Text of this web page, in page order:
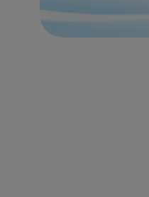
(új oldalon nyílik meg)